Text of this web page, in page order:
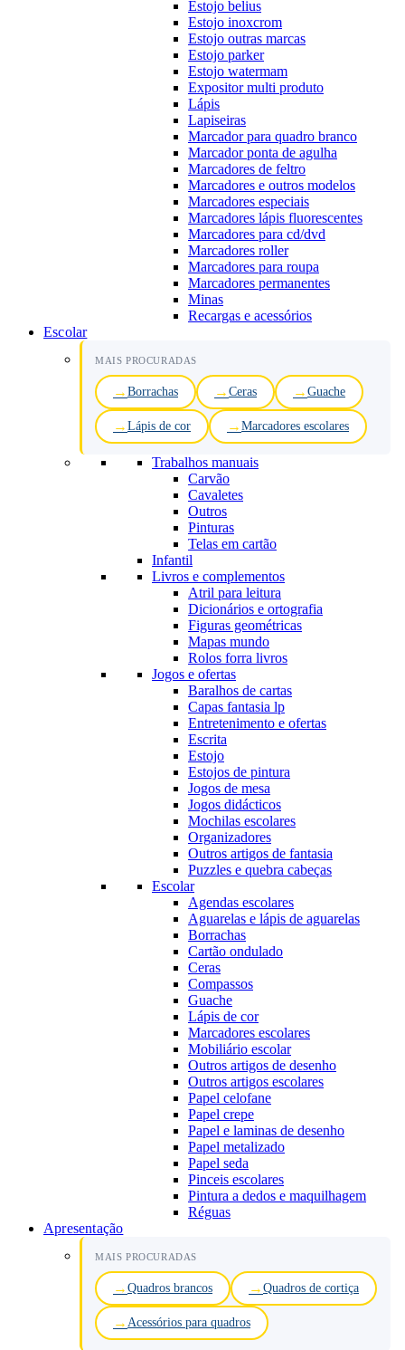
Estojo belius
Estojo inoxcrom
Estojo outras marcas
Estojo parker
Estojo watermam
Expositor multi produto
Lápis
Lapiseiras
Marcador para quadro branco
Marcador ponta de agulha
Marcadores de feltro
Marcadores e outros modelos
Marcadores especiais
Marcadores lápis fluorescentes
Marcadores para cd/dvd
Marcadores roller
Marcadores para roupa
Marcadores permanentes
Minas
Recargas e acessórios
Escolar
MAIS PROCURADAS
Borrachas Ceras Guache
Lápis de cor Marcadores escolares
Trabalhos manuais
Carvão
Cavaletes
Outros
Pinturas
Telas em cartão
Infantil
Livros e complementos
Atril para leitura
Dicionários e ortografia
Figuras geométricas
Mapas mundo
Rolos forra livros
Jogos e ofertas
Baralhos de cartas
Capas fantasia lp
Entretenimento e ofertas
Escrita
Estojo
Estojos de pintura
Jogos de mesa
Jogos didácticos
Mochilas escolares
Organizadores
Outros artigos de fantasia
Puzzles e quebra cabeças
Escolar
Agendas escolares
Aguarelas e lápis de aguarelas
Borrachas
Cartão ondulado
Ceras
Compassos
Guache
Lápis de cor
Marcadores escolares
Mobiliário escolar
Outros artigos de desenho
Outros artigos escolares
Papel celofane
Papel crepe
Papel e laminas de desenho
Papel metalizado
Papel seda
Pinceis escolares
Pintura a dedos e maquilhagem
Réguas
Apresentação
MAIS PROCURADAS
Quadros brancos Quadros de cortiça
Acessórios para quadros